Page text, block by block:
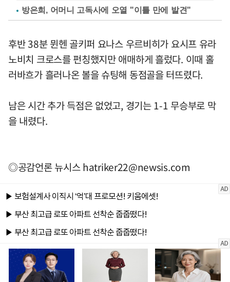
방은희, 어머니 고독사에 오열 "이틀 만에 발견"
후반 38분 뮌헨 골키퍼 요나스 우르비히가 요시프 유라
노비치 크로스를 펀칭했지만 애매하게 흘렀다. 이때 홀
러바흐가 흘러나온 볼을 슈팅해 동점골을 터뜨렸다.
남은 시간 추가 득점은 없었고, 경기는 1-1 무승부로 막
을 내렸다.
◎공감언론 뉴시스hatriker22@newsis.com